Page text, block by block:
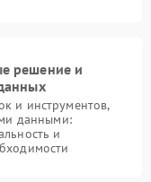
решение и
и инструментов,
данными:
и